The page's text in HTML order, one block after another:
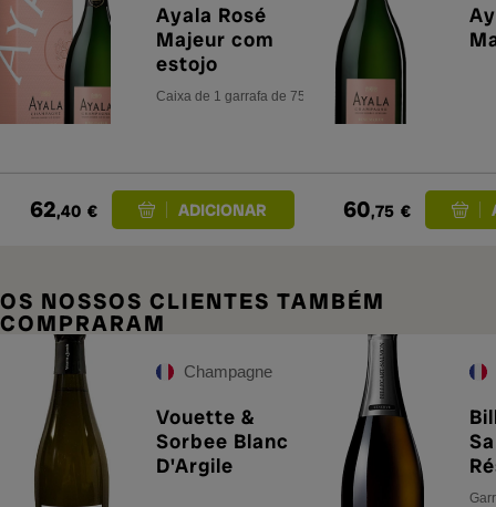
Ayala Rosé
Majeur com
estojo
Caixa de 1 garrafa de 75 cl.
62,40 € 60,75 €
OS NOSSOS CLIENTES TAMBÉM
COMPRARAM
Champagne
Vouette &
Sorbee Blanc
D'Argile